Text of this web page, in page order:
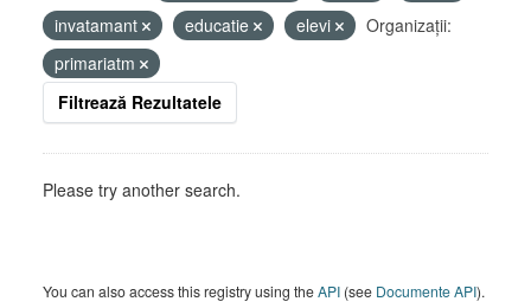
invatamant
educatie elevi
Organizații:
primariatm
Filtrează Rezultatele
Please try another search.
You can also access this registry using theAPI (see Documente API).